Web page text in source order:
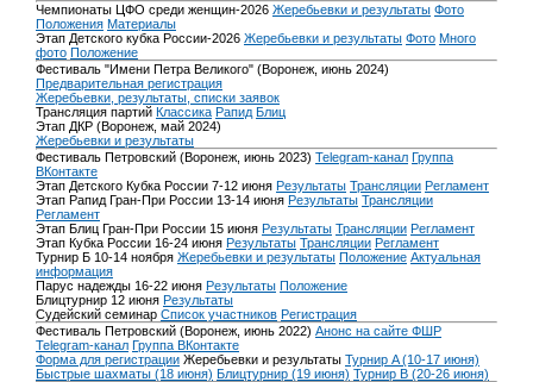
Чемпионаты ЦФО среди женщин-2026 Жеребьевки и результаты Фото
Положения Материалы
Этап Детского кубка России-2026 Жеребьевки и результаты Фото Много
фото Положение
Фестиваль "Имени Петра Великого" (Воронеж, июнь 2024)
Предварительная регистрация
Жеребьевки, результаты, списки заявок
Трансляция партий Классика Рапид Блиц
Этап ДКР (Воронеж, май 2024)
Жеребьевки и результаты
Фестиваль Петровский (Воронеж, июнь 2023) Telegram-канал Группа
ВКонтакте
Этап Детского Кубка России 7-12 июня Результаты Трансляции Регламент
Этап Рапид Гран-При России 13-14 июня Результаты Трансляции
Регламент
Этап Блиц Гран-При России 15 июня Результаты Трансляции Регламент
Этап Кубка России 16-24 июня Результаты Трансляции Регламент
Турнир Б 10-14 ноября Жеребьевки и результаты Положение Актуальная
информация
Парус надежды 16-22 июня Результаты Положение
Блицтурнир 12 июня Результаты
Судейский семинар Список участников Регистрация
Фестиваль Петровский (Воронеж, июнь 2022) Анонс на сайте ФШР
Telegram-канал Группа ВКонтакте
Форма для регистрации Жеребьевки и результаты Турнир A (10-17 июня)
Быстрые шахматы (18 июня) Блицтурнир (19 июня) Турнир B (20-26 июня)